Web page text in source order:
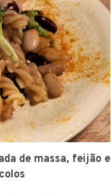
de massa, feijão e